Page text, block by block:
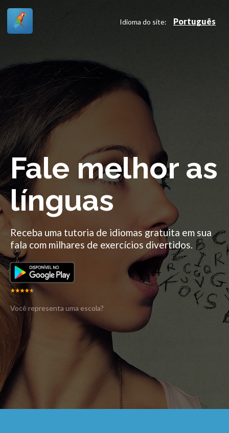
Idioma do site: Português
Fale melhor as
línguas
Receba uma tutoria de idiomas gratuita em sua
fala com milhares de exercícios divertidos.
Você representa uma escola?